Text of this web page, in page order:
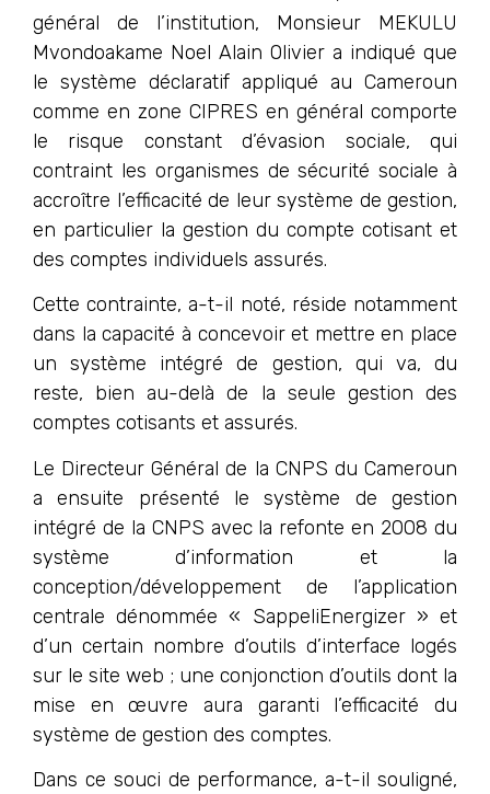
général de l’institution, Monsieur MEKULU
Mvondoakame Noel Alain Olivier a indiqué que
le système déclaratif appliqué au Cameroun
comme en zone CIPRES en général comporte
le risque constant d’évasion sociale, qui
contraint les organismes de sécurité sociale à
accroître l’efficacité de leur système de gestion,
en particulier la gestion du compte cotisant et
des comptes individuels assurés.
Cette contrainte, a-t-il noté, réside notamment
dans la capacité à concevoir et mettre en place
un système intégré de gestion, qui va, du
reste, bien au-delà de la seule gestion des
comptes cotisants et assurés.
Le Directeur Général de la CNPS du Cameroun
a ensuite présenté le système de gestion
intégré de la CNPS avec la refonte en 2008 du
système d’information et la
conception/développement de l’application
centrale dénommée « SappeliEnergizer » et
d’un certain nombre d’outils d’interface logés
sur le site web ; une conjonction d’outils dont la
mise en œuvre aura garanti l’efficacité du
système de gestion des comptes.
Dans ce souci de performance, a-t-il souligné,